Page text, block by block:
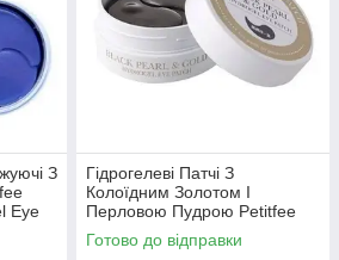
З
Eye
Гідрогелеві Патчі З
Колоїдним Золотом І
Перловою Пудрою Petitfee
Black Pearl&Gold Hydrogel
Eye Patch
Готово до відправки